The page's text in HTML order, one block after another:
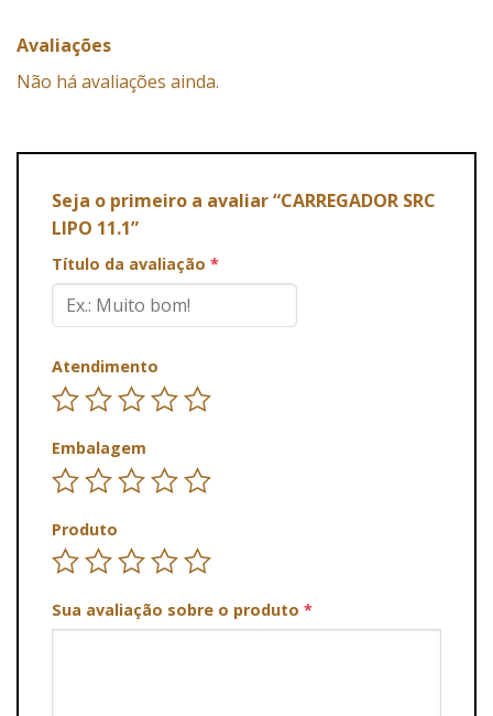
Avaliações
Não há avaliações ainda.
Seja o primeiro a avaliar “CARREGADOR SRC
LIPO 11.1”
Título da avaliação *
Atendimento
Embalagem
Produto
Sua avaliação sobre o produto *